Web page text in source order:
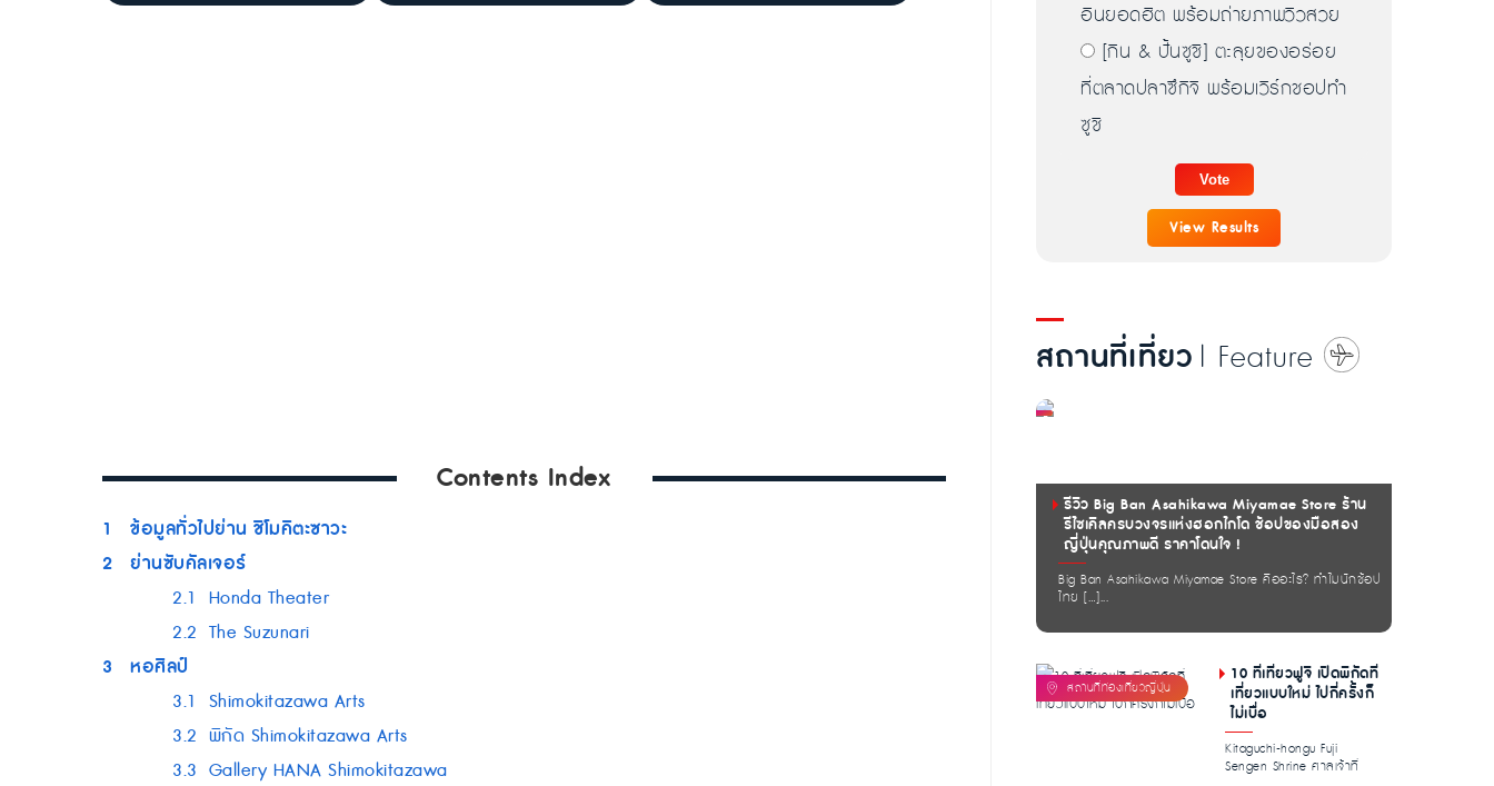
Contents Index
1
ข้อมูลทั่วไปย่าน ชิโมคิตะซาวะ
2 ย่านซับคัลเจอร์
2.1 Honda Theater
2.2 The Suzunari
3 หอศิลป์
3.1 Shimokitazawa Arts
3.2 พิกัด Shimokitazawa Arts
3.3 Gallery HANA Shimokitazawa
อินยอดฮิต พร้อมถ่ายภาพวิวสวย
[กิน & ปั้นซูชิ] ตะลุยของอร่อย
ที่ตลาดปลาซึกิจิ พร้อมเวิร์กชอปทำ
ซูชิ
View Results
สถานที่เที่ยว | Feature
รีวิว Big Ban Asahikawa Miyamae Store ร้าน
รีไซเคิลครบวงจรแห่งฮอกไกโด ช้อปของมือสอง
ญี่ปุ่นคุณภาพดี ราคาโดนใจ !
Big Ban Asahikawa Miyamae Store คืออะไร? ทำไมนักช้อป
ไทย […]...
10 ที่เที่ยวฟูจิ เปิดพิกัดที่
เที่ยวแบบใหม่ ไปกี่ครั้งก็
ไม่เบื่อ
Kitaguchi-hongu Fuji
Sengen Shrine ศาลเจ้าที่